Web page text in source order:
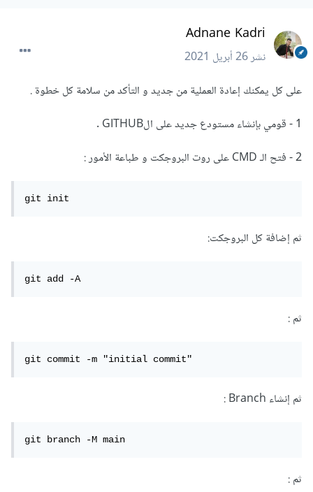
Adnane Kadri
نشر26 أبريل 2021
على كل يمكنك إعادة العملية من جديد و التأكد من سلامة كل خطوة .
1 - قومي بإنشاء مستودع جديد على الGITHUB .
2 - فتح الـ CMD على روت البروجكت و طباعة الأمور :
git init
ثم إضافة كل البروجكت:
git add -A
ثم :
git commit -m "initial commit"
ثم إنشاء Branch :
git branch -M main
ثم :